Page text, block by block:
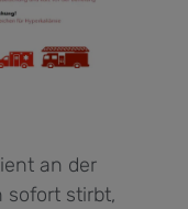
an der
sofort stirbt,